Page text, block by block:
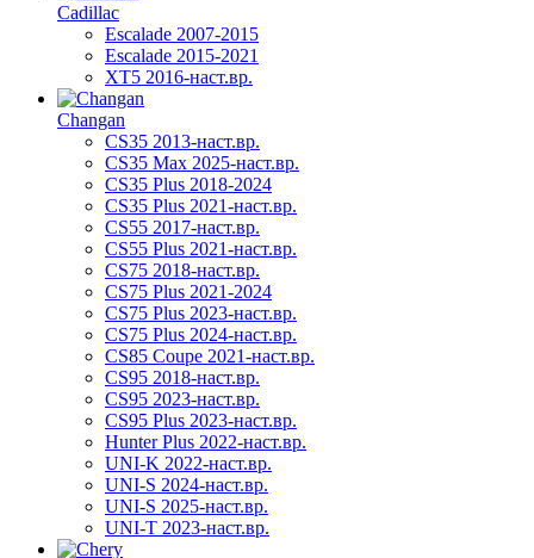
Cadillac
Escalade 2007-2015
Escalade 2015-2021
XT5 2016-наст.вр.
Changan
CS35 2013-наст.вр.
CS35 Max 2025-наст.вр.
CS35 Plus 2018-2024
CS35 Plus 2021-наст.вр.
CS55 2017-наст.вр.
CS55 Plus 2021-наст.вр.
CS75 2018-наст.вр.
CS75 Plus 2021-2024
CS75 Plus 2023-наст.вр.
CS75 Plus 2024-наст.вр.
CS85 Coupe 2021-наст.вр.
CS95 2018-наст.вр.
CS95 2023-наст.вр.
CS95 Plus 2023-наст.вр.
Hunter Plus 2022-наст.вр.
UNI-K 2022-наст.вр.
UNI-S 2024-наст.вр.
UNI-S 2025-наст.вр.
UNI-T 2023-наст.вр.